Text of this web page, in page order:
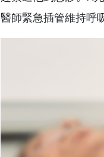
醫師緊急插管維持呼